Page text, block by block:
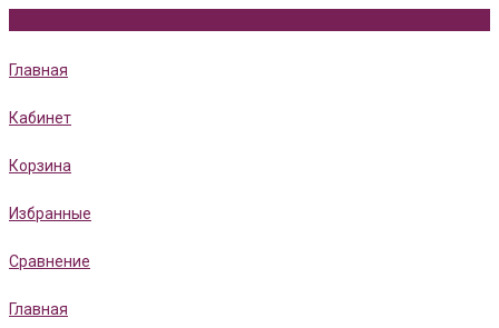
Главная
Кабинет
Корзина
Избранные
Сравнение
Главная